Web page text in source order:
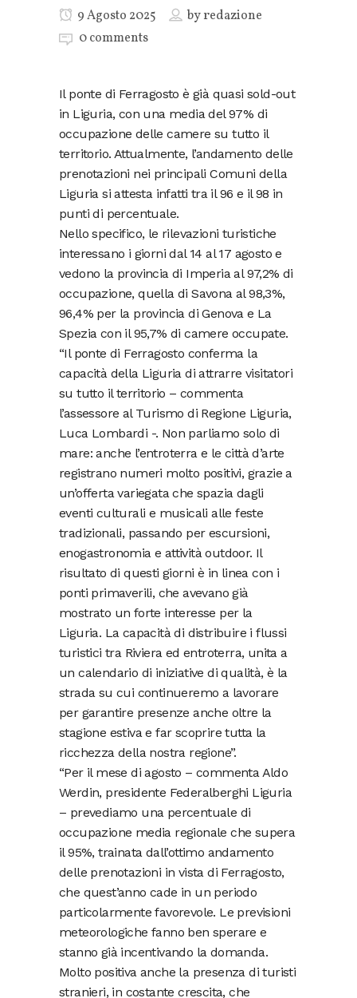
9 Agosto 2025 byredazione
0 comments
Il ponte di Ferragosto è già quasi sold-out
in Liguria, con una media del 97% di
occupazione delle camere su tutto il
territorio. Attualmente, l’andamento delle
prenotazioni nei principali Comuni della
Liguria si attesta infatti tra il 96 e il 98 in
punti di percentuale.
Nello specifico, le rilevazioni turistiche
interessano i giorni dal 14 al 17 agosto e
vedono la provincia di Imperia al 97,2% di
occupazione, quella di Savona al 98,3%,
96,4% per la provincia di Genova e La
Spezia con il 95,7% di camere occupate.
“Il ponte di Ferragosto conferma la
capacità della Liguria di attrarre visitatori
su tutto il territorio – commenta
l’assessore al Turismo di Regione Liguria,
Luca Lombardi -. Non parliamo solo di
mare: anche l’entroterra e le città d’arte
registrano numeri molto positivi, grazie a
un’offerta variegata che spazia dagli
eventi culturali e musicali alle feste
tradizionali, passando per escursioni,
enogastronomia e attività outdoor. Il
risultato di questi giorni è in linea con i
ponti primaverili, che avevano già
mostrato un forte interesse per la
Liguria. La capacità di distribuire i flussi
turistici tra Riviera ed entroterra, unita a
un calendario di iniziative di qualità, è la
strada su cui continueremo a lavorare
per garantire presenze anche oltre la
stagione estiva e far scoprire tutta la
ricchezza della nostra regione”.
“Per il mese di agosto – commenta Aldo
Werdin, presidente Federalberghi Liguria
– prevediamo una percentuale di
occupazione media regionale che supera
il 95%, trainata dall’ottimo andamento
delle prenotazioni in vista di Ferragosto,
che quest’anno cade in un periodo
particolarmente favorevole. Le previsioni
meteorologiche fanno ben sperare e
stanno già incentivando la domanda.
Molto positiva anche la presenza di turisti
stranieri, in costante crescita, che